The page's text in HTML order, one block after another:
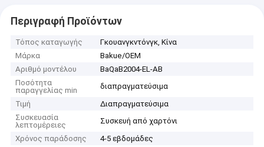
Περιγραφή Προϊόντων
Τόπος καταγωγής
Γκουανγκντόνγκ, Κίνα
Μάρκα
Bakue/OEM
Αριθμό μοντέλου
BaQaB2004-EL-AB
Ποσότητα
παραγγελίας min
διαπραγματεύσιμα
Τιμή
Διαπραγματεύσιμα
Συσκευασία
λεπτομέρειες
Συσκευή από χαρτόνι
Χρόνος παράδοσης
4-5 εβδομάδες